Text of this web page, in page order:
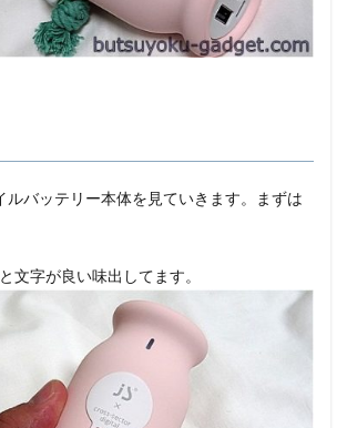
ルバッテリー本体を見ていきます。まずは
文字が良い味出してます。